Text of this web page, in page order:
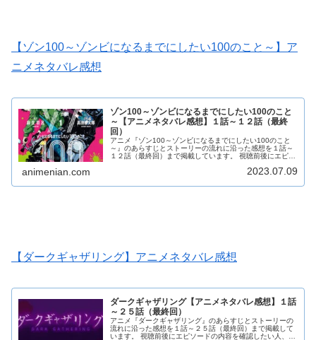
【ゾン100～ゾンビになるまでにしたい100のこと～】ア
ニメネタバレ感想
ゾン100～ゾンビになるまでにしたい100のこと
～【アニメネタバレ感想】１話～１２話（最終
回）
アニメ『ゾン100～ゾンビになるまでにしたい100のこと
～』のあらすじとストーリーの流れに沿った感想を１話～
１２話（最終回）まで掲載しています。 視聴前後にエピソ
したのでざっと内容を確認しておきたいという人にオスス
のネタバレが含まれる場合がありますので、ご了承の上お
animenian.com 2023.07.09
【ダークギャザリング】アニメネタバレ感想
ダークギャザリング【アニメネタバレ感想】１話
～２５話（最終回）
アニメ『ダークギャザリング』のあらすじとストーリーの
流れに沿った感想を１話～２５話（最終回）まで掲載して
います。 視聴前後にエピソードの内容を確認したい人、あ